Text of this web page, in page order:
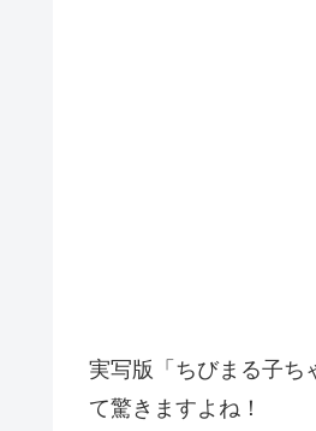
実写版「ちびまる子ち
て驚きますよね！